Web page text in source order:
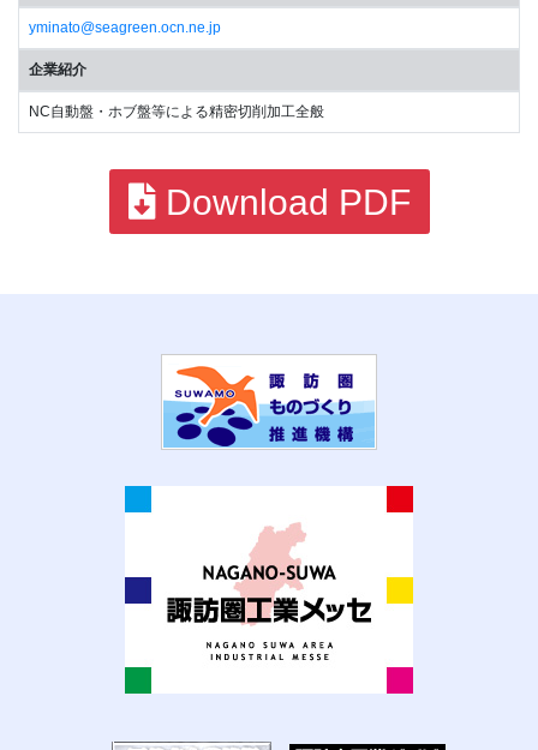
yminato@seagreen.ocn.ne.jp
企業紹介
NC自動盤・ホブ盤等による精密切削加工全般
Download PDF